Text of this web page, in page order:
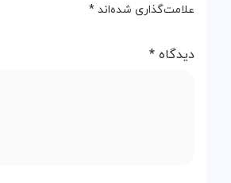
علامت‌گذاری شده‌اند *
دیدگاه *